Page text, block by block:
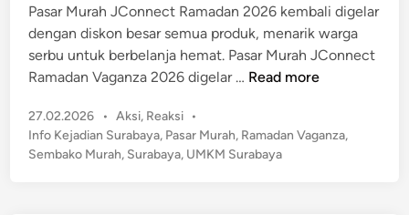
j
a
n
g
d
i
P
n
Pasar Murah JConnect Ramadan 2026 kembali digelar
dengan diskon besar semua produk, menarik warga
serbu untuk berbelanja hemat. Pasar Murah JConnect
Ramadan Vaganza 2026 digelar … H
o
h
Read more
27.02.2026 • P
o
s
Aksi, Reaksi •
Info Kejadian Surabaya, Pasar Murah, Ramadan Vaganza,
Sembako Murah, Surabaya, UMKM Surabaya